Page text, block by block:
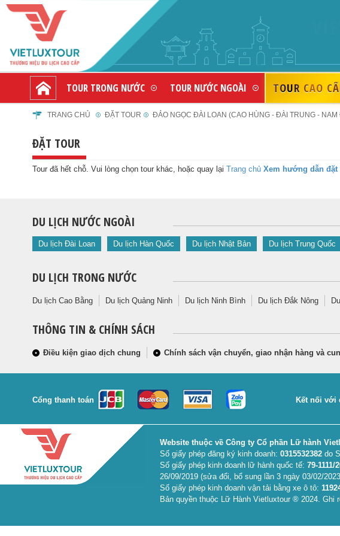
TOUR TRONG NƯỚC TOUR NƯỚC NGOÀI TOUR CAO
TRANG CHỦ ĐẶT TOUR ĐẢO NGỌC ĐÀI LOAN (CAO HÙNG - ĐÀI TRUNG -
ĐẶT TOUR
Tour đã hết chỗ. Vui lòng chọn tour khác, hoặc quay lại Trang chủ Xem hướng dẫn đặt
DU LỊCH NƯỚC NGOÀI
Du lịch Đài Loan Du lịch Hàn Quốc Du lịch Nhật Bản Du lịch Trung Quốc
DU LỊCH TRONG NƯỚC
Du lịch Cao Bằng Du lịch Quảng Ninh Du lịch Ninh Bình Du lịch Đắk Nông
THÔNG TIN & CHÍNH SÁCH
Điều kiện giao dịch chung Chính sách vận chuyển, giao nhận hàng và
Cổng thanh toán Kết nối với
Website thuộc về Công ty Cổ phần Lữ hành
Số giấy phép đăng ký kinh doanh:0315532382 do
Số giấy phép kinh doanh lữ hành quốc tế:79-1111/
26/09/2019 (sửa đổi, bổ sung lần 3 ngày 03/02/
Số giấy phép kinh doanh vận tải bằng xe ô tô:
Bản quyền thuộc Lữ Hành Vietluxtour ® 2024. Ghi